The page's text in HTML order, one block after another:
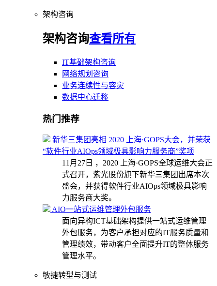
架构咨询
架构咨询查看所有
IT基础架构咨询
网络规划咨询
业务连续性与容灾
数据中心迁移
热门推荐
新华三集团亮相 2020 上海·GOPS大会，并荣获
“软件行业AIOps领域极具影响力服务商”奖项
11月27日 ，2020 上海·GOPS全球运维大会正
式召开，紫光股份旗下新华三集团出席本次
盛会，并获得软件行业AIOps领域极具影响
力服务商大奖。
AIO一站式运维管理外包服务
面向异构ICT基础架构提供一站式运维管理
外包服务，为客户承担对应的IT服务质量和
管理绩效，带动客户全面提升IT的整体服务
管理水平。
敏捷转型与测试